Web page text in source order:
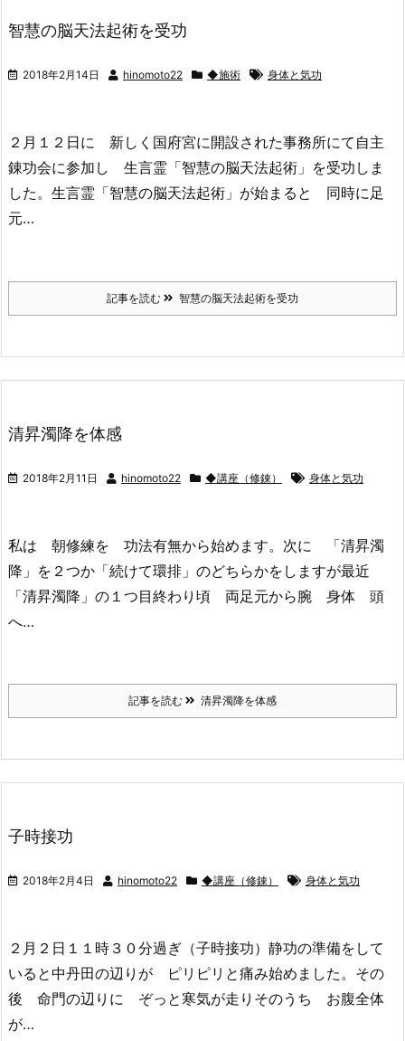
智慧の脳天法起術を受功
2018年2月14日 hinomoto22 ◆施術 身体と気功
２月１２日に 新しく国府宮に開設された事務所にて自主
錬功会に参加し 生言霊「智慧の脳天法起術」を受功しま
した。生言霊「智慧の脳天法起術」が始まると 同時に足
元…
記事を読む 智慧の脳天法起術を受功
清昇濁降を体感
2018年2月11日 hinomoto22 ◆講座（修錬） 身体と気功
私は 朝修練を 功法有無から始めます。次に 「清昇濁
降」を２つか「続けて環排」のどちらかをしますが最近
「清昇濁降」の１つ目終わり頃 両足元から腕 身体 頭
へ…
記事を読む 清昇濁降を体感
子時接功
2018年2月4日 hinomoto22 ◆講座（修錬） 身体と気功
２月２日１１時３０分過ぎ（子時接功）静功の準備をして
いると中丹田の辺りが ピリピリと痛み始めました。その
後 命門の辺りに ぞっと寒気が走りそのうち お腹全体
が…